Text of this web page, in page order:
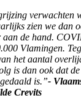
verwachten
zien we dan
de hand.
Vlamingen.
het aantal
is dan ook dat
is.”-
Crevits